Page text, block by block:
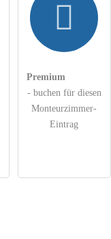
Premium
- buchen für diesen
Monteurzimmer-
Eintrag